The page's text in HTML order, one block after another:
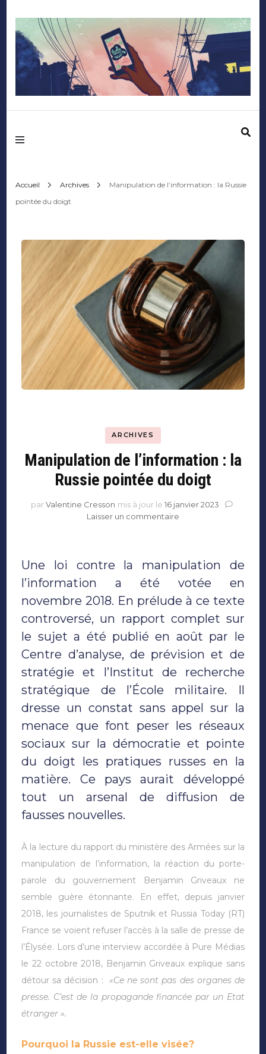
Mediafactory – Le
d'Audencia
SciencesCom
Accueil Archives
Manipulation de l’information : la Russie
pointée du doigt
ARCHIVES
Manipulation de l’information : la
Russie pointée du doigt
parValentine Cresson mis à jour le 16 janvier 2023
Laisser un commentaire
:
Russie
pointée
doigt
Une loi contre la manipulation de
l’information a été votée en
novembre 2018. En prélude à ce texte
controversé, un rapport complet sur
le sujet a été publié en août par le
Centre d’analyse, de prévision et de
stratégie et l’Institut de recherche
stratégique de l’École militaire. Il
dresse un constat sans appel sur la
menace que font peser les réseaux
sociaux sur la démocratie et pointe
du doigt les pratiques russes en la
matière. Ce pays aurait développé
tout un arsenal de diffusion de
fausses nouvelles.
À la lecture du rapport du ministère des Armées sur la
manipulation de l’information, la réaction du porte-
parole du gouvernement Benjamin Griveaux ne
semble guère étonnante. En effet, depuis janvier
2018, les journalistes de Sputnik et Russia Today (RT)
France se voient refuser l’accès à la salle de presse de
l’Élysée. Lors d’une interview accordée à Pure Médias
le 22 octobre 2018, Benjamin Griveaux explique sans
détour sa décision : «Ce ne sont pas des organes de
presse. C’est de la propagande financée par un Etat
étranger ».
Pourquoi la Russie est-elle visée?